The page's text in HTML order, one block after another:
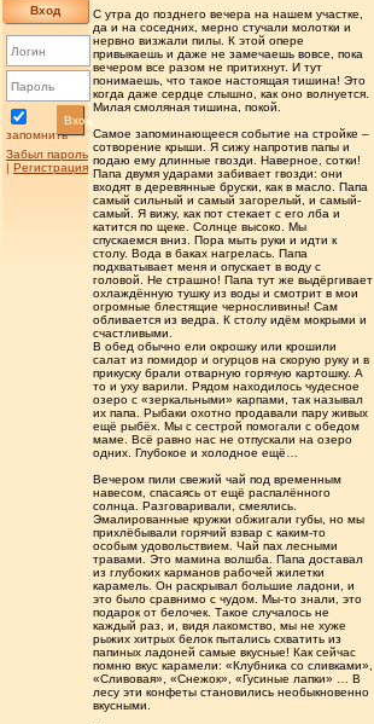
Вход
запомнить
Вход
Забыл пароль
| Регистрация
С утра до позднего вечера на нашем участке,
да и на соседних, мерно стучали молотки и
нервно визжали пилы. К этой опере
привыкаешь и даже не замечаешь вовсе, пока
вечером все разом не притихнут. И тут
понимаешь, что такое настоящая тишина! Это
когда даже сердце слышно, как оно волнуется.
Милая смоляная тишина, покой.
Самое запоминающееся событие на стройке –
сотворение крыши. Я сижу напротив папы и
подаю ему длинные гвозди. Наверное, сотки!
Папа двумя ударами забивает гвозди: они
входят в деревянные бруски, как в масло. Папа
самый сильный и самый загорелый, и самый-
самый. Я вижу, как пот стекает с его лба и
катится по щеке. Солнце высоко. Мы
спускаемся вниз. Пора мыть руки и идти к
столу. Вода в баках нагрелась. Папа
подхватывает меня и опускает в воду с
головой. Не страшно! Папа тут же выдёргивает
охлаждённую тушку из воды и смотрит в мои
огромные блестящие черносливины! Сам
обливается из ведра. К столу идём мокрыми и
счастливыми.
В обед обычно ели окрошку или крошили
салат из помидор и огурцов на скорую руку и в
прикуску брали отварную горячую картошку. А
то и уху варили. Рядом находилось чудесное
озеро с «зеркальными» карпами, так называл
их папа. Рыбаки охотно продавали пару живых
ещё рыбёх. Мы с сестрой помогали с обедом
маме. Всё равно нас не отпускали на озеро
одних. Глубокое и холодное ещё…
Вечером пили свежий чай под временным
навесом, спасаясь от ещё распалённого
солнца. Разговаривали, смеялись.
Эмалированные кружки обжигали губы, но мы
прихлёбывали горячий взвар с каким-то
особым удовольствием. Чай пах лесными
травами. Это мамина волшба. Папа доставал
из глубоких карманов рабочей жилетки
карамель. Он раскрывал большие ладони, и
это было сравнимо с чудом. Мы-то знали, это
подарок от белочек. Такое случалось не
каждый раз, и, видя лакомство, мы не хуже
рыжих хитрых белок пытались схватить из
папиных ладоней самые вкусные! Как сейчас
помню вкус карамели: «Клубника со сливками»,
«Сливовая», «Снежок», «Гусиные лапки» … В
лесу эти конфеты становились необыкновенно
вкусными.